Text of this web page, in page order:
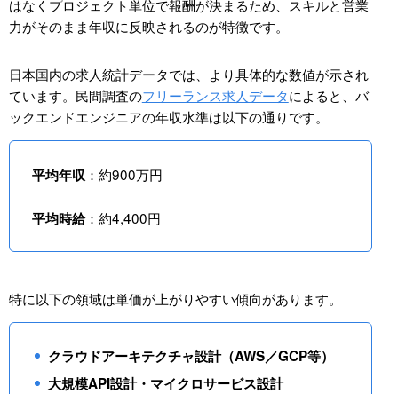
はなくプロジェクト単位で報酬が決まるため、スキルと営業
力がそのまま年収に反映されるのが特徴です。
日本国内の求人統計データでは、より具体的な数値が示され
ています。民間調査のフリーランス求人データによると、バ
ックエンドエンジニアの年収水準は以下の通りです。
平均年収 ：約900万円
平均時給：約4,400円
特に以下の領域は単価が上がりやすい傾向があります。
クラウドアーキテクチャ設計（AWS／GCP等）
大規模API設計・マイクロサービス設計